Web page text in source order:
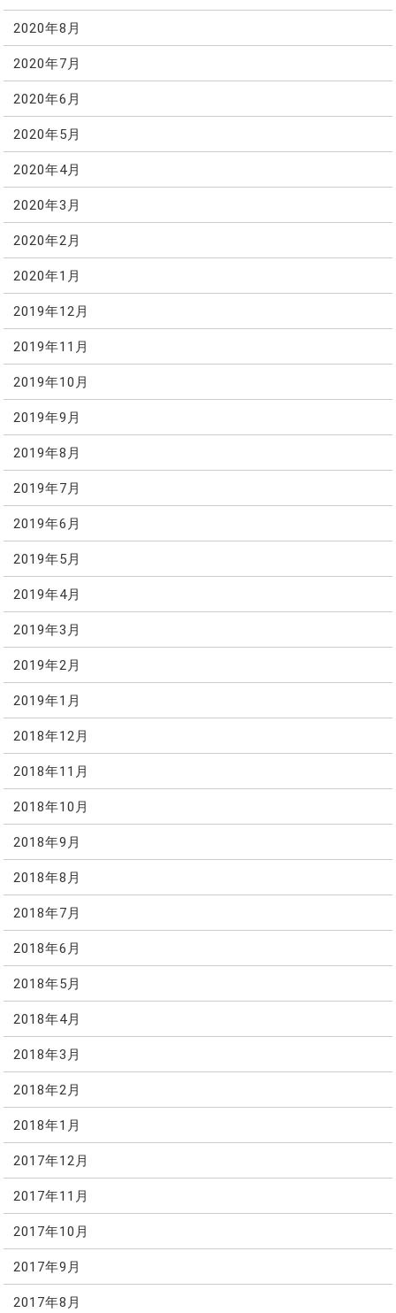
2020年8月
2020年7月
2020年6月
2020年5月
2020年4月
2020年3月
2020年2月
2020年1月
2019年12月
2019年11月
2019年10月
2019年9月
2019年8月
2019年7月
2019年6月
2019年5月
2019年4月
2019年3月
2019年2月
2019年1月
2018年12月
2018年11月
2018年10月
2018年9月
2018年8月
2018年7月
2018年6月
2018年5月
2018年4月
2018年3月
2018年2月
2018年1月
2017年12月
2017年11月
2017年10月
2017年9月
2017年8月